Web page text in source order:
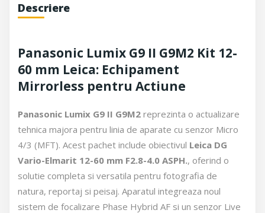
Descriere
Panasonic Lumix G9 II G9M2 Kit 12-
60 mm Leica: Echipament
Mirrorless pentru Actiune
Panasonic Lumix G9 II G9M2 reprezinta o actualizare
tehnica majora pentru linia de aparate cu senzor Micro
4/3 (MFT). Acest pachet include obiectivul Leica DG
Vario-Elmarit 12-60 mm F2.8-4.0 ASPH., oferind o
solutie completa si versatila pentru fotografia de
natura, reportaj si peisaj. Aparatul integreaza noul
sistem de focalizare Phase Hybrid AF si un senzor Live